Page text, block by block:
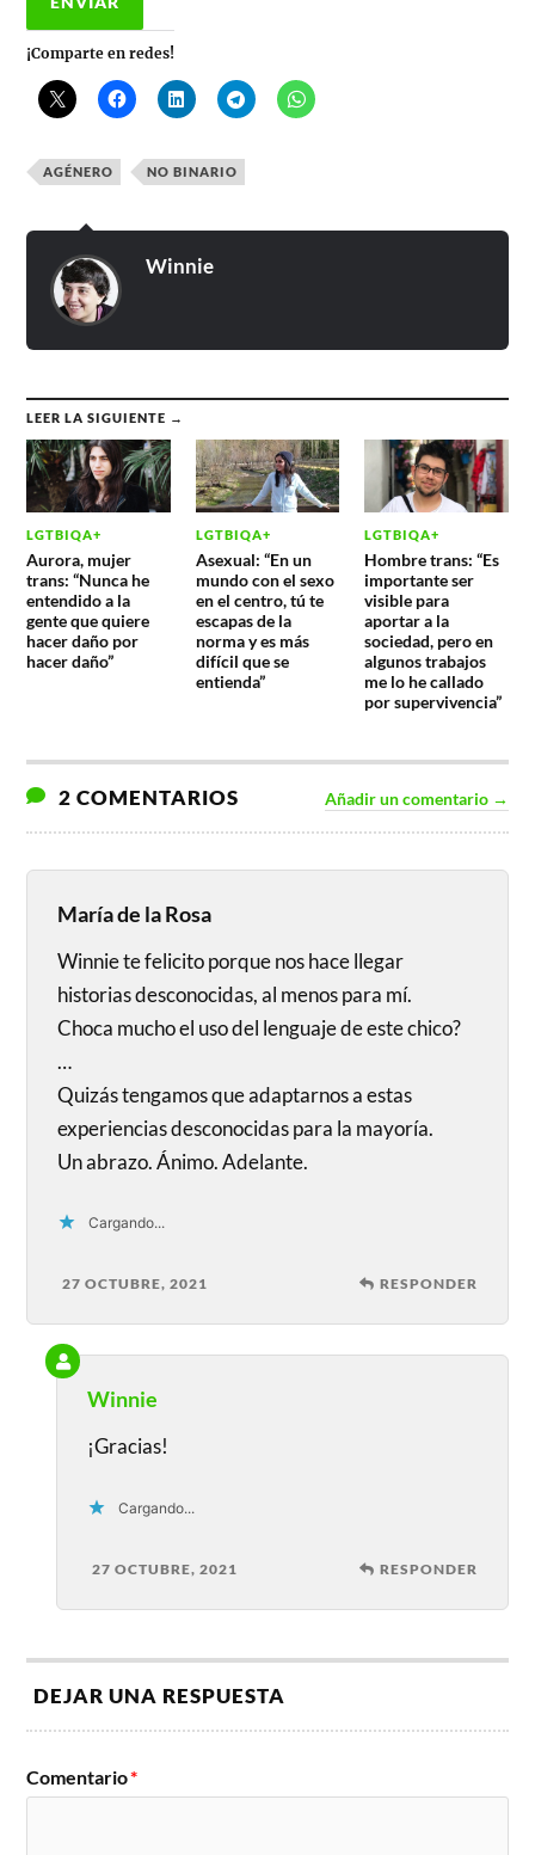
¡Comparte en redes!
AGÉNERO NO BINARIO
Winnie
LEER LA SIGUIENTE →
LGTBIQA+
Aurora, mujer
trans: “Nunca he
entendido a la
gente que quiere
hacer daño por
hacer daño”
LGTBIQA+
Asexual: “En un
mundo con el sexo
en el centro, tú te
escapas de la
norma y es más
difícil que se
entienda”
LGTBIQA+
Hombre trans: “Es
importante ser
visible para
aportar a la
sociedad, pero en
algunos trabajos
me lo he callado
por supervivencia”
2 COMENTARIOS Añadir un comentario →
María de la Rosa
Winnie te felicito porque nos hace llegar
historias desconocidas, al menos para mí.
Choca mucho el uso del lenguaje de este chico?
…
Quizás tengamos que adaptarnos a estas
experiencias desconocidas para la mayoría.
Un abrazo. Ánimo. Adelante.
Cargando...
27 OCTUBRE, 2021 RESPONDER
Winnie
¡Gracias!
Cargando...
27 OCTUBRE, 2021 RESPONDER
DEJAR UNA RESPUESTA
Comentario*